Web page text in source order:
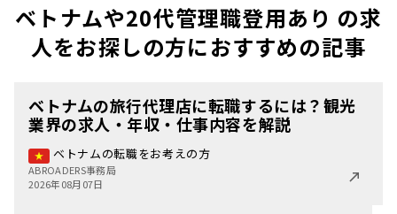
ベトナムや20代管理職登用あり の求
人をお探しの方におすすめの記事
ベトナムの旅行代理店に転職するには？観光
業界の求人・年収・仕事内容を解説
ベトナムの転職をお考えの方
ABROADERS事務局
2026年08月07日